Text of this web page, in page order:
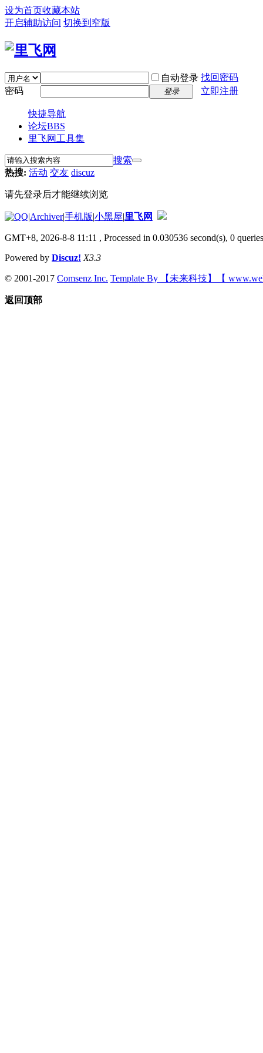
设为首页收藏本站
开启辅助访问 切换到窄版
自动登录 找回密码
密码
登录 立即注册
快捷导航
论坛BBS
里飞网工具集
搜索
热搜: 活动 交友 discuz
请先登录后才能继续浏览
|Archiver|手机版|小黑屋|里飞网
GMT+8, 2026-8-8 11:11 , Processed in 0.030536 second(s), 0
Powered by Discuz! X3.3
© 2001-2017 Comsenz Inc. Template By 【未来科技】【
返回顶部